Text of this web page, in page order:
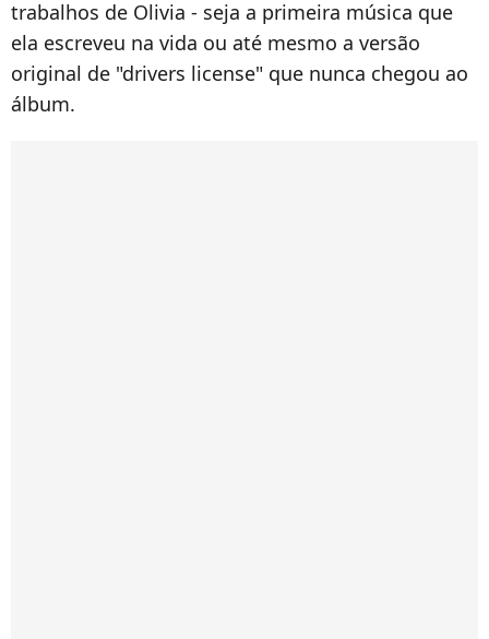
trabalhos de Olivia - seja a primeira música que
ela escreveu na vida ou até mesmo a versão
original de "drivers license" que nunca chegou ao
álbum.